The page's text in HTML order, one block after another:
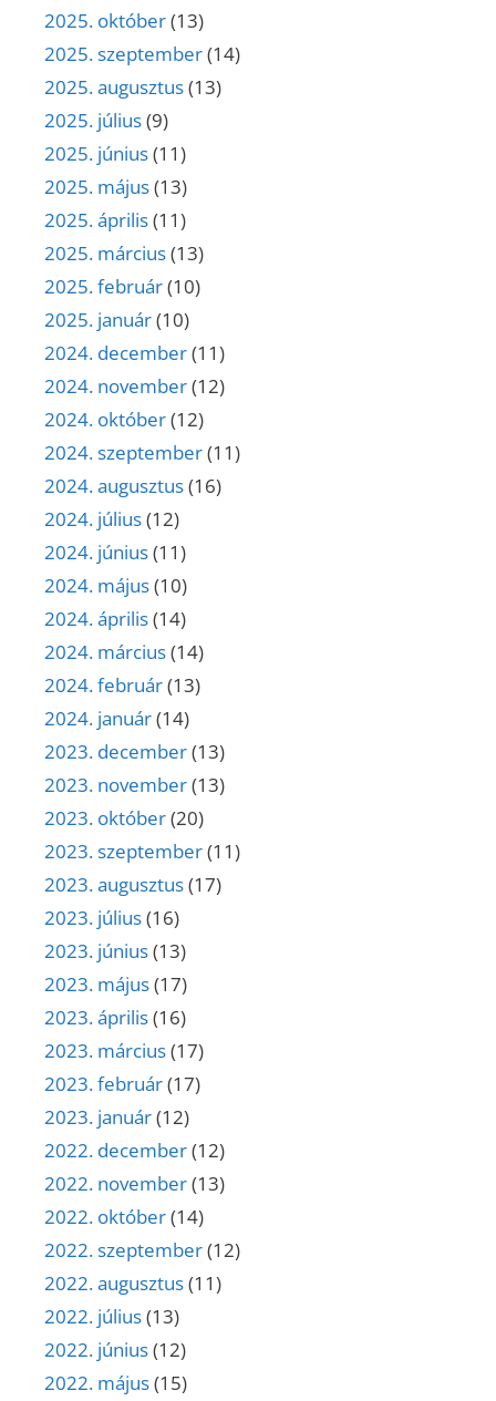
2025. október(13)
2025. szeptember(14)
2025. augusztus(13)
2025. július(9)
2025. június(11)
2025. május(13)
2025. április(11)
2025. március(13)
2025. február(10)
2025. január(10)
2024. december(11)
2024. november(12)
2024. október(12)
2024. szeptember(11)
2024. augusztus(16)
2024. július(12)
2024. június(11)
2024. május(10)
2024. április(14)
2024. március(14)
2024. február(13)
2024. január(14)
2023. december(13)
2023. november(13)
2023. október(20)
2023. szeptember(11)
2023. augusztus(17)
2023. július(16)
2023. június(13)
2023. május(17)
2023. április(16)
2023. március(17)
2023. február(17)
2023. január(12)
2022. december(12)
2022. november(13)
2022. október(14)
2022. szeptember(12)
2022. augusztus(11)
2022. július(13)
2022. június(12)
2022. május(15)